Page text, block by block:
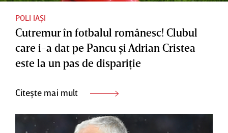
POLI IAȘI
Cutremur în fotbalul românesc! Clubul
care i-a dat pe Pancu şi Adrian Cristea
este la un pas de dispariţie
Citește mai mult